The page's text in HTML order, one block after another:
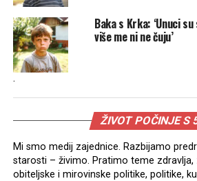
Baka s Krka: ‘Unuci
više me ni ne čuju’
.
ŽIVOT POČINJE S
Mi smo medij zajednice. Razbijamo
starosti – živimo. Pratimo teme zdravlja,
obiteljske i mirovinske politike, politike,